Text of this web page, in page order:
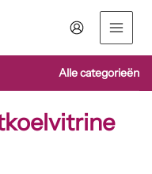
Alle categorieën